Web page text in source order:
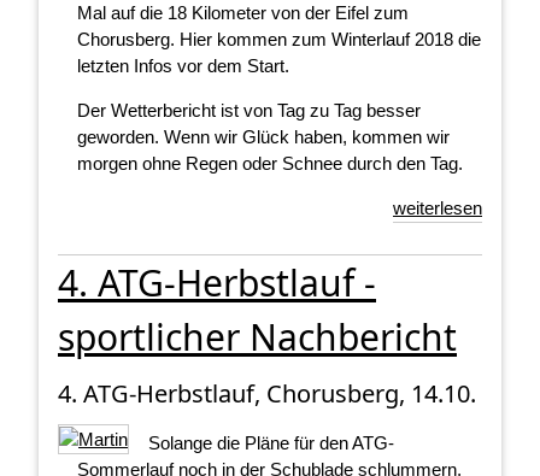
Mal auf die 18 Kilometer von der Eifel zum
Chorusberg. Hier kommen zum Winterlauf 2018 die
letzten Infos vor dem Start.
Der Wetterbericht ist von Tag zu Tag besser
geworden. Wenn wir Glück haben, kommen wir
morgen ohne Regen oder Schnee durch den Tag.
weiterlesen
4. ATG-Herbstlauf -
sportlicher Nachbericht
4. ATG-Herbstlauf, Chorusberg, 14.10.
Solange die Pläne für den ATG-
Sommerlauf noch in der Schublade schlummern,